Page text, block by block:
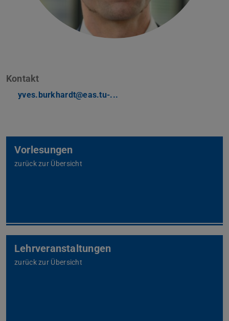
Kontakt
yves.burkhardt@eas.tu-...
Vorlesungen
zurück zur Übersicht
Lehrveranstaltungen
zurück zur Übersicht